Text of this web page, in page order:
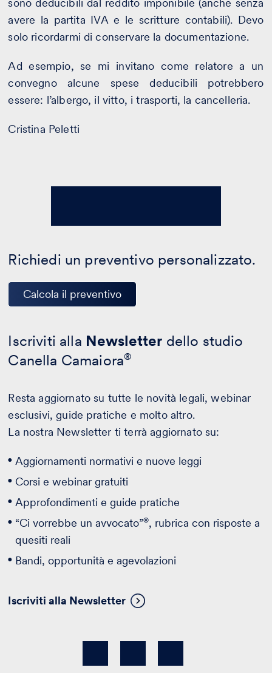
sono deducibili dal reddito imponibile (anche senza
avere la partita IVA e le scritture contabili). Devo
solo ricordarmi di conservare la documentazione.
Ad esempio, se mi invitano come relatore a un
convegno alcune spese deducibili potrebbero
essere: l’albergo, il vitto, i trasporti, la cancelleria.
Cristina Peletti
Richiedi un preventivo personalizzato.
Calcola il preventivo
Iscriviti alla Newsletter dello studio
Canella Camaiora®
Resta aggiornato su tutte le novità legali, webinar
esclusivi, guide pratiche e molto altro.
La nostra Newsletter ti terrà aggiornato su:
Aggiornamenti normativi e nuove leggi
Corsi e webinar gratuiti
Approfondimenti e guide pratiche
“Ci vorrebbe un avvocato”®, rubrica con risposte a
quesiti reali
Bandi, opportunità e agevolazioni
Iscriviti alla Newsletter